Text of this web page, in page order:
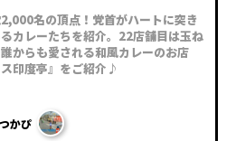
名の頂点！党首がハートに突き
カレーたちを紹介。22店舗目は玉ね
からも愛される和風カレーのお店
ス印度亭』をご紹介♪
つかぴ